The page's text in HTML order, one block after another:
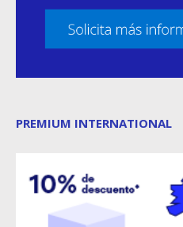
PREMIUM INTERNATIONAL